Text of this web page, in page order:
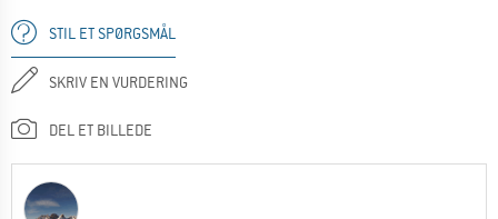
STIL ET SPØRGSMÅL
SKRIV EN VURDERING
DEL ET BILLEDE